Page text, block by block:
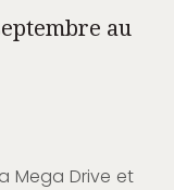
au
Mega Drive et